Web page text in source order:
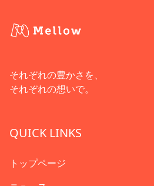
それぞれの豊かさを、
それぞれの想いで。
QUICK LINKS
トップページ